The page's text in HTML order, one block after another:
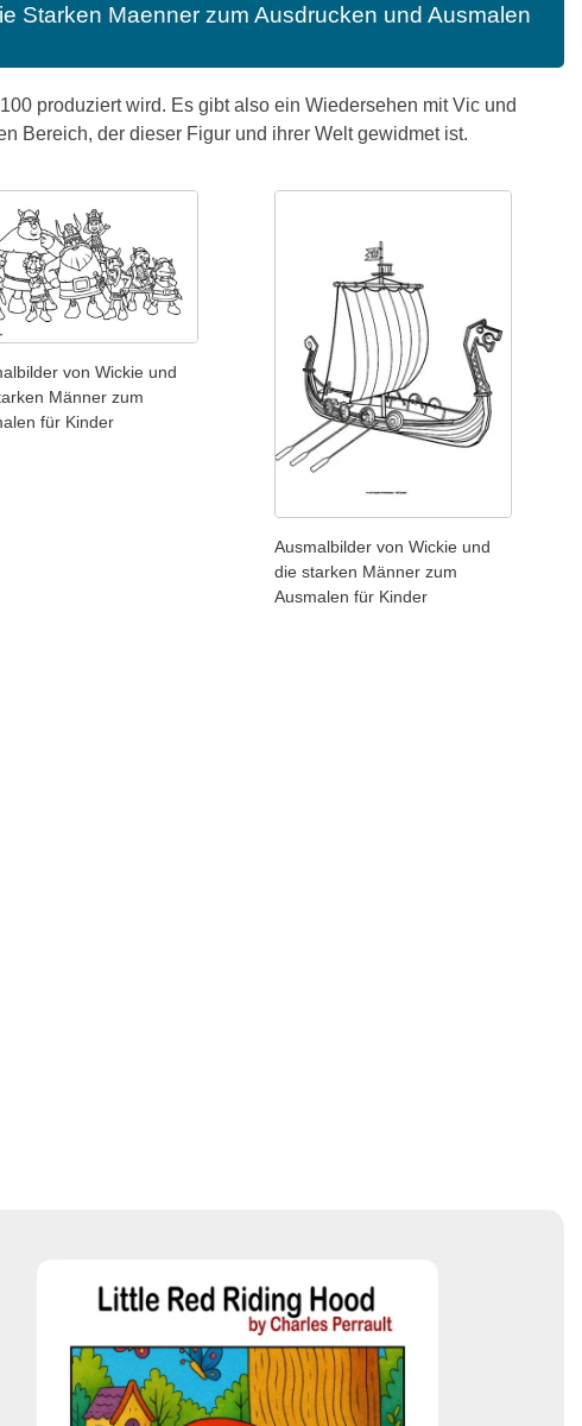
Starken Maenner zum Ausdrucken und Ausmalen
produziert wird. Es gibt also ein Wiedersehen mit Vic und
Bereich, der dieser Figur und ihrer Welt gewidmet ist.
von Wickie und
Männer zum
für Kinder
Ausmalbilder von Wickie und
die starken Männer zum
Ausmalen für Kinder